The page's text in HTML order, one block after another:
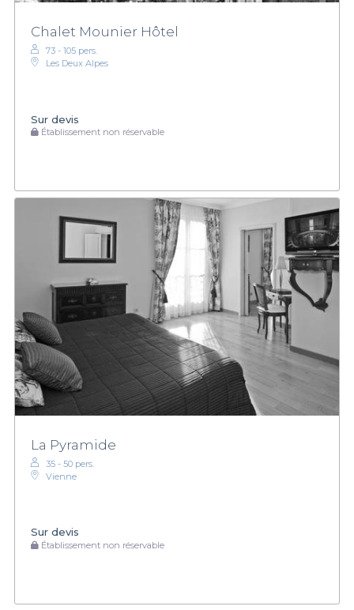
Chalet Mounier Hôtel
73 - 105 pers.
Les Deux Alpes
Sur devis
Établissement non réservable
La Pyramide
35 - 50 pers.
Vienne
Sur devis
Établissement non réservable